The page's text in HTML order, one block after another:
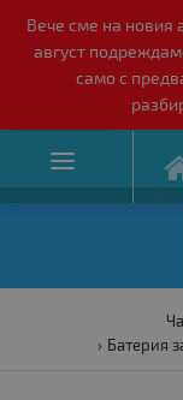
Вече сме на новия
август
само с
Батерия